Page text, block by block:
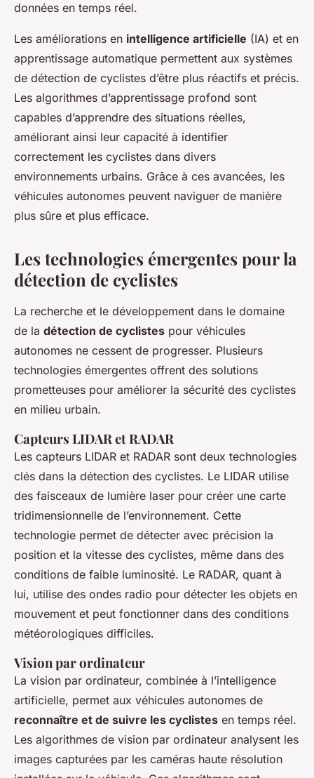
données en temps réel.
Les améliorations en intelligence artificielle (IA) et en
apprentissage automatique permettent aux systèmes
de détection de cyclistes d’être plus réactifs et précis.
Les algorithmes d’apprentissage profond sont
capables d’apprendre des situations réelles,
améliorant ainsi leur capacité à identifier
correctement les cyclistes dans divers
environnements urbains. Grâce à ces avancées, les
véhicules autonomes peuvent naviguer de manière
plus sûre et plus efficace.
Les technologies émergentes pour la
détection de cyclistes
La recherche et le développement dans le domaine
de la détection de cyclistes pour véhicules
autonomes ne cessent de progresser. Plusieurs
technologies émergentes offrent des solutions
prometteuses pour améliorer la sécurité des cyclistes
en milieu urbain.
Capteurs LIDAR et RADAR
Les capteurs LIDAR et RADAR sont deux technologies
clés dans la détection des cyclistes. Le LIDAR utilise
des faisceaux de lumière laser pour créer une carte
tridimensionnelle de l’environnement. Cette
technologie permet de détecter avec précision la
position et la vitesse des cyclistes, même dans des
conditions de faible luminosité. Le RADAR, quant à
lui, utilise des ondes radio pour détecter les objets en
mouvement et peut fonctionner dans des conditions
météorologiques difficiles.
Vision par ordinateur
La vision par ordinateur, combinée à l’intelligence
artificielle, permet aux véhicules autonomes de
reconnaître et de suivre les cyclistes en temps réel.
Les algorithmes de vision par ordinateur analysent les
images capturées par les caméras haute résolution